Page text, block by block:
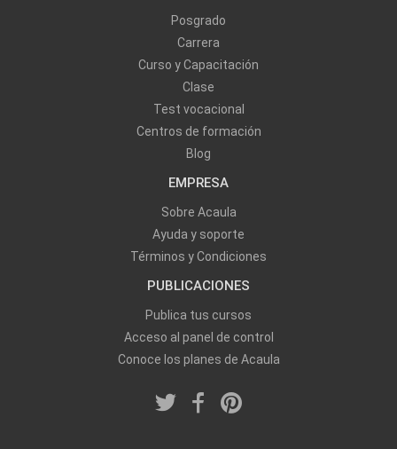
Posgrado
Carrera
Curso y Capacitación
Clase
Test vocacional
Centros de formación
Blog
EMPRESA
Sobre Acaula
Ayuda y soporte
Términos y Condiciones
PUBLICACIONES
Publica tus cursos
Acceso al panel de control
Conoce los planes de Acaula